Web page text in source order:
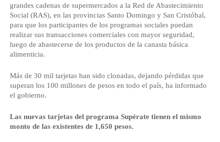
grandes cadenas de supermercados a la Red de Abastecimiento
Social (RAS), en las provincias Santo Domingo y San Cristóbal,
para que los participantes de los programas sociales puedan
realizar sus transacciones comerciales con mayor seguridad,
luego de abastecerse de los productos de la canasta básica
alimenticia.
Más de 30 mil tarjetas han sido clonadas, dejando pérdidas que
superan los 100 millones de pesos en todo el país, ha informado
el gobierno.
Las nuevas tarjetas del programa Supérate tienen el mismo
monto de las existentes de 1,650 pesos.